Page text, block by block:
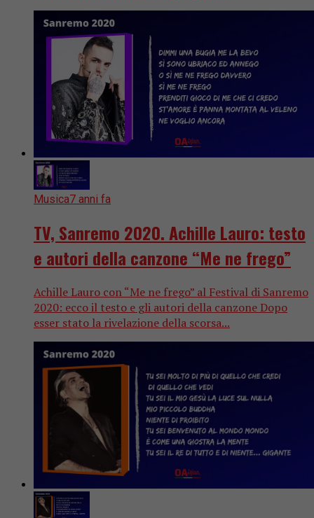
Musica7 anni fa
TV, Sanremo 2020. Achille Lauro: testo
e autori della canzone “Me ne frego”
Achille Lauro con “Me ne frego” al Festival di Sanremo
2020: ecco il testo e gli autori della canzone Dopo
esser stato la rivelazione della scorsa...